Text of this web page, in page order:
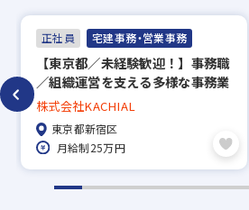
正社員 宅建事務・営業事務
【東京都／未経験歓迎！】事務職
／組織運営を支える多様な事務業
務◆研修・キャリアパス充実◎
株式会社KACHIAL
東京都新宿区
月給制25万円